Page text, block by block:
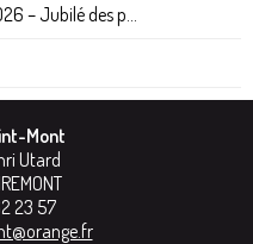
– Jubilé des p...
Mont
Utard
23 57